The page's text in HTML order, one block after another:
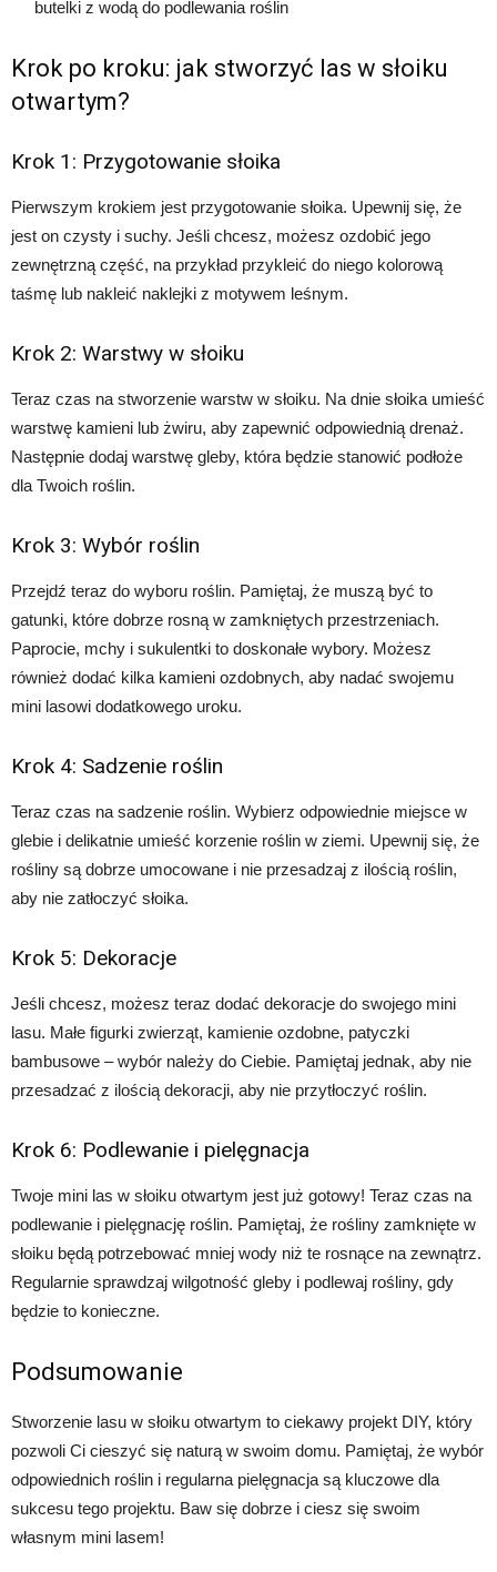
butelki z wodą do podlewania roślin
Krok po kroku: jak stworzyć las w słoiku
otwartym?
Krok 1: Przygotowanie słoika
Pierwszym krokiem jest przygotowanie słoika. Upewnij się, że
jest on czysty i suchy. Jeśli chcesz, możesz ozdobić jego
zewnętrzną część, na przykład przykleić do niego kolorową
taśmę lub nakleić naklejki z motywem leśnym.
Krok 2: Warstwy w słoiku
Teraz czas na stworzenie warstw w słoiku. Na dnie słoika umieść
warstwę kamieni lub żwiru, aby zapewnić odpowiednią drenaż.
Następnie dodaj warstwę gleby, która będzie stanowić podłoże
dla Twoich roślin.
Krok 3: Wybór roślin
Przejdź teraz do wyboru roślin. Pamiętaj, że muszą być to
gatunki, które dobrze rosną w zamkniętych przestrzeniach.
Paprocie, mchy i sukulentki to doskonałe wybory. Możesz
również dodać kilka kamieni ozdobnych, aby nadać swojemu
mini lasowi dodatkowego uroku.
Krok 4: Sadzenie roślin
Teraz czas na sadzenie roślin. Wybierz odpowiednie miejsce w
glebie i delikatnie umieść korzenie roślin w ziemi. Upewnij się, że
rośliny są dobrze umocowane i nie przesadzaj z ilością roślin,
aby nie zatłoczyć słoika.
Krok 5: Dekoracje
Jeśli chcesz, możesz teraz dodać dekoracje do swojego mini
lasu. Małe figurki zwierząt, kamienie ozdobne, patyczki
bambusowe – wybór należy do Ciebie. Pamiętaj jednak, aby nie
przesadzać z ilością dekoracji, aby nie przytłoczyć roślin.
Krok 6: Podlewanie i pielęgnacja
Twoje mini las w słoiku otwartym jest już gotowy! Teraz czas na
podlewanie i pielęgnację roślin. Pamiętaj, że rośliny zamknięte w
słoiku będą potrzebować mniej wody niż te rosnące na zewnątrz.
Regularnie sprawdzaj wilgotność gleby i podlewaj rośliny, gdy
będzie to konieczne.
Podsumowanie
Stworzenie lasu w słoiku otwartym to ciekawy projekt DIY, który
pozwoli Ci cieszyć się naturą w swoim domu. Pamiętaj, że wybór
odpowiednich roślin i regularna pielęgnacja są kluczowe dla
sukcesu tego projektu. Baw się dobrze i ciesz się swoim
własnym mini lasem!